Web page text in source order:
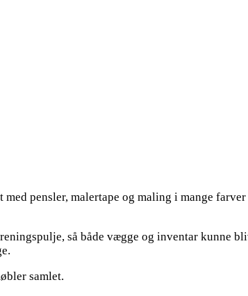
pensler, malertape og maling i mange
så både vægge og inventar kunne
samlet.